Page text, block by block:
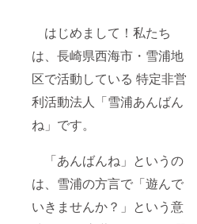
はじめまして！私たち
は、長崎県西海市・雪浦地
区で活動している 特定非営
利活動法人「雪浦あんばん
ね」です。
「あんばんね」というの
は、雪浦の方言で「遊んで
いきませんか？」という意